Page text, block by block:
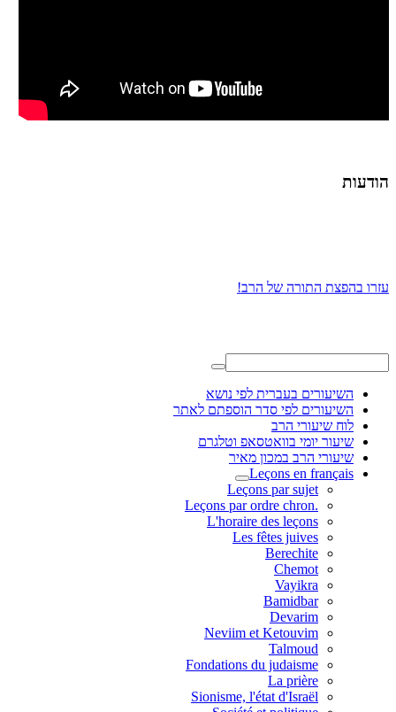
הודעות
עזרו בהפצת התורה של הרב!
השיעורים בעברית לפי נושא
השיעורים לפי סדר הוספתם לאתר
לוח שיעורי הרב
שיעור יומי בוואטסאפ וטלגרם
שיעורי הרב במכון מאיר
Leçons en français
Leçons par sujet
.Leçons par ordre chron
L'horaire des leçons
Les fêtes juives
Berechite
Chemot
Vayikra
Bamidbar
Devarim
Neviim et Ketouvim
Talmoud
Fondations du judaisme
La prière
Sionisme, l'état d'Israël